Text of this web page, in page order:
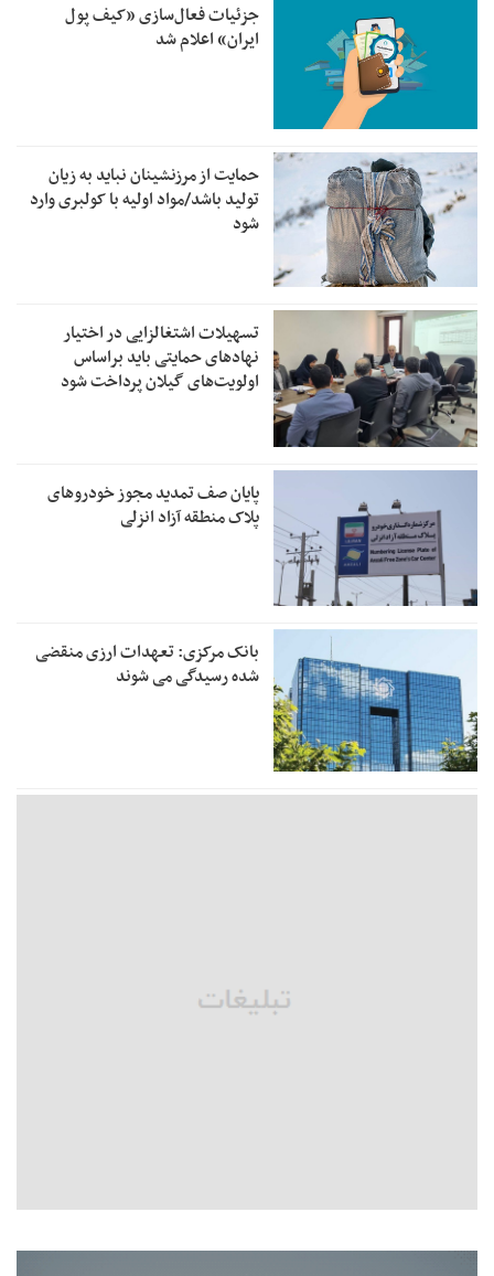
جزئیات فعال‌سازی «کیف پول
ایران» اعلام شد
حمایت از مرزنشینان نباید به زیان
تولید باشد/مواد اولیه با کولبری وارد
شود
تسهیلات اشتغالزایی در اختیار
نهادهای حمایتی باید براساس
اولویت‌های گیلان پرداخت شود
پایان صف تمدید مجوز خودروهای
پلاک منطقه آزاد انزلی
بانک مرکزی: تعهدات ارزی منقضی
شده رسیدگی می شوند